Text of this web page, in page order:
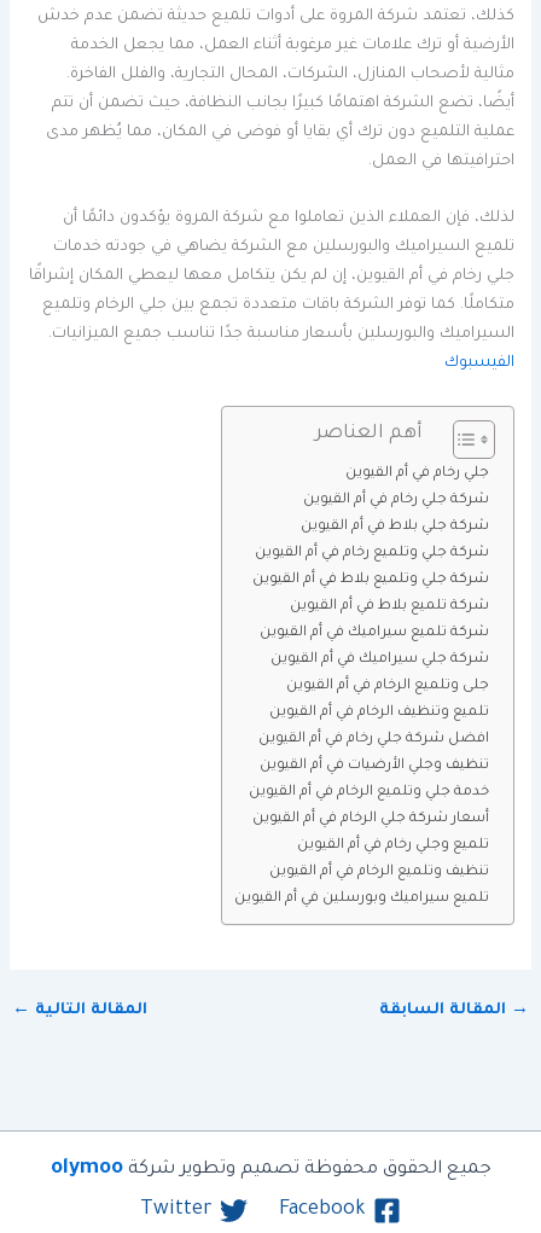
كذلك، تعتمد شركة المروة على أدوات تلميع حديثة تضمن عدم خدش
الأرضية أو ترك علامات غير مرغوبة أثناء العمل، مما يجعل الخدمة
مثالية لأصحاب المنازل، الشركات، المحال التجارية، والفلل الفاخرة.
أيضًا، تضع الشركة اهتمامًا كبيرًا بجانب النظافة، حيث تضمن أن تتم
عملية التلميع دون ترك أي بقايا أو فوضى في المكان، مما يُظهر مدى
احترافيتها في العمل.
لذلك، فإن العملاء الذين تعاملوا مع شركة المروة يؤكدون دائمًا أن
تلميع السيراميك والبورسلين مع الشركة يضاهي في جودته خدمات
جلي رخام في أم القيوين، إن لم يكن يتكامل معها ليعطي المكان إشراقًا
متكاملًا. كما توفر الشركة باقات متعددة تجمع بين جلي الرخام وتلميع
السيراميك والبورسلين بأسعار مناسبة جدًا تناسب جميع الميزانيات.
الفيسبوك
أهم العناصر
جلي رخام في أم القيوين
شركة جلي رخام في أم القيوين
شركة جلي بلاط في أم القيوين
شركة جلي وتلميع رخام في أم القيوين
شركة جلي وتلميع بلاط في أم القيوين
شركة تلميع بلاط في أم القيوين
شركة تلميع سيراميك في أم القيوين
شركة جلي سيراميك في أم القيوين
جلى وتلميع الرخام في أم القيوين
تلميع وتنظيف الرخام في أم القيوين
افضل شركة جلي رخام في أم القيوين
تنظيف وجلي الأرضيات في أم القيوين
خدمة جلي وتلميع الرخام في أم القيوين
أسعار شركة جلي الرخام في أم القيوين
تلميع وجلي رخام في أم القيوين
تنظيف وتلميع الرخام في أم القيوين
تلميع سيراميك وبورسلين في أم القيوين
→ المقالة السابقة المقالة التالية ←
جميع الحقوق محفوظة تصميم وتطوير شركةolymoo
Facebook
Twitter